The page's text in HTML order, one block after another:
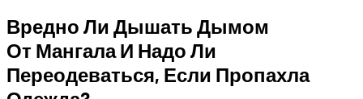
Вредно Ли Дышать Дымом
От Мангала И Надо Ли
Переодеваться, Если Пропахла